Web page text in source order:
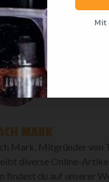
AUTHOR:
MARK
Mark, Mitgründer von
diverse Online-
findest du auf unserer
Mit